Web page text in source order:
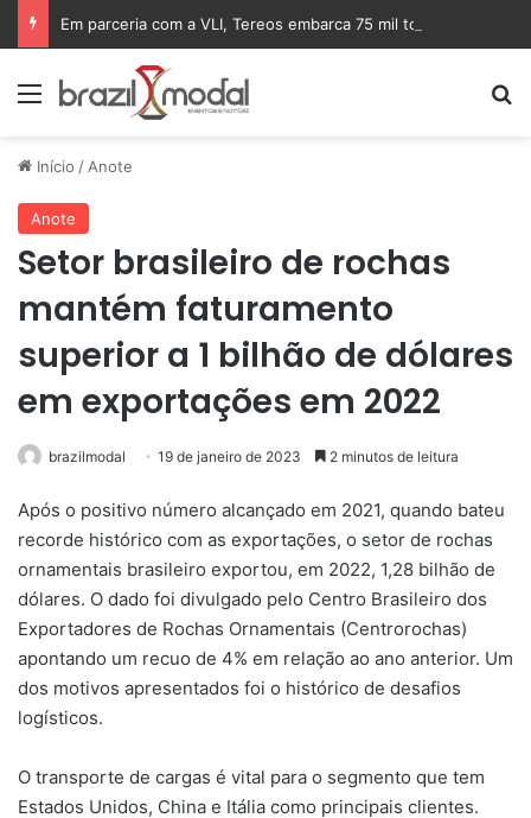
Menu
Início /Anote
Anote
Setor brasileiro de rochas
mantém faturamento
superior a 1 bilhão de dólares
em exportações em 2022
brazilmodal 19 de janeiro de 2023 2 minutos de leitura
Após o positivo número alcançado em 2021, quando bateu
recorde histórico com as exportações, o setor de rochas
ornamentais brasileiro exportou, em 2022, 1,28 bilhão de
dólares. O dado foi divulgado pelo Centro Brasileiro dos
Exportadores de Rochas Ornamentais (Centrorochas)
apontando um recuo de 4% em relação ao ano anterior. Um
dos motivos apresentados foi o histórico de desafios
logísticos.
O transporte de cargas é vital para o segmento que tem
Estados Unidos, China e Itália como principais clientes.